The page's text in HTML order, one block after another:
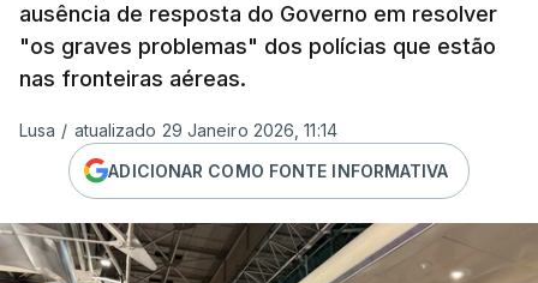
ausência de resposta do Governo em resolver
"os graves problemas" dos polícias que estão
nas fronteiras aéreas.
Lusa / atualizado 29 Janeiro 2026, 11:14
ADICIONAR COMO FONTE INFORMATIVA